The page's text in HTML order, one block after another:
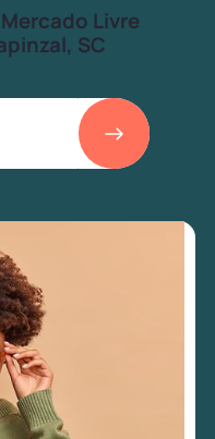
Livre
SC